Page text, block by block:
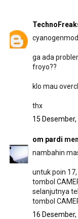
ga ada
froyo??
klo mau
thx
15
om pardi
nambahin
untuk poin
tombol
selanjutnya
tombol
16